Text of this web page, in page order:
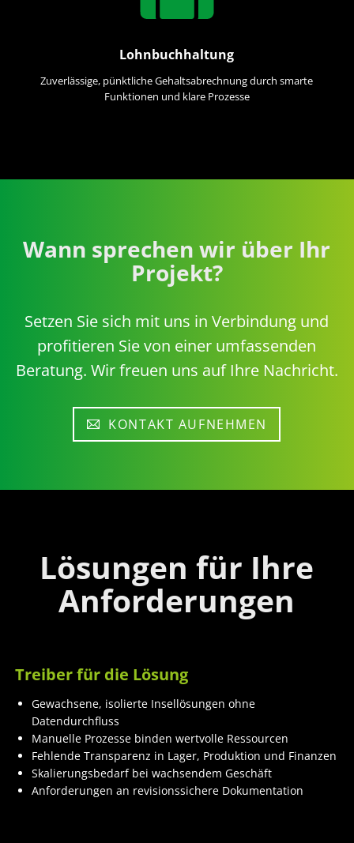
Lohnbuchhaltung
Zuverlässige, pünktliche Gehaltsabrechnung durch smarte
Funktionen und klare Prozesse
Wann sprechen wir über Ihr
Projekt?
Setzen Sie sich mit uns in Verbindung und
profitieren Sie von einer umfassenden
Beratung. Wir freuen uns auf Ihre Nachricht.
KONTAKT AUFNEHMEN
Lösungen für Ihre
Anforderungen
Treiber für die Lösung
Gewachsene, isolierte Insellösungen ohne
Datendurchfluss
Manuelle Prozesse binden wertvolle Ressourcen
Fehlende Transparenz in Lager, Produktion und Finanzen
Skalierungsbedarf bei wachsendem Geschäft
Anforderungen an revisionssichere Dokumentation